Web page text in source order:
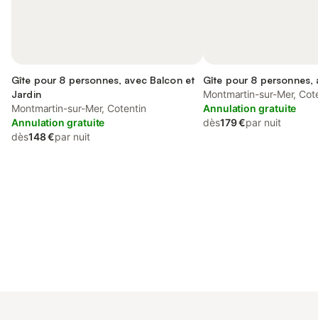
Gîte pour 8 personnes, avec Balcon et
Jardin
Montmartin-sur-Mer, Cotentin
Annulation gratuite
dès148 €par nuit
Gîte pour 8 personnes,
Montmartin-sur-Mer,
Annulation gratuite
dès179 €par nuit